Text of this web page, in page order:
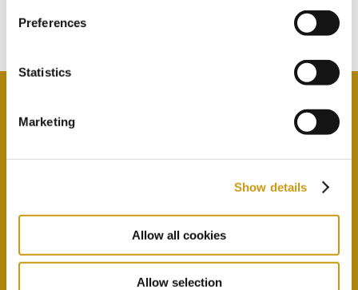
Preferences
Statistics
Marketing
Show details
Allow all cookies
Allow selection
NEWSLETTER
Durch Auswahl dieser Option stimmen Sie unseren